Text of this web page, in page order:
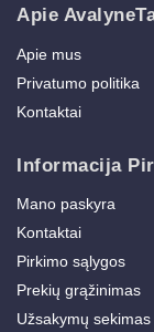
Apie
Apie mus
Privatumo politika
Kontaktai
Informacija
Mano paskyra
Kontaktai
Pirkimo sąlygos
Prekių grąžinimas
Užsakymų sekimas